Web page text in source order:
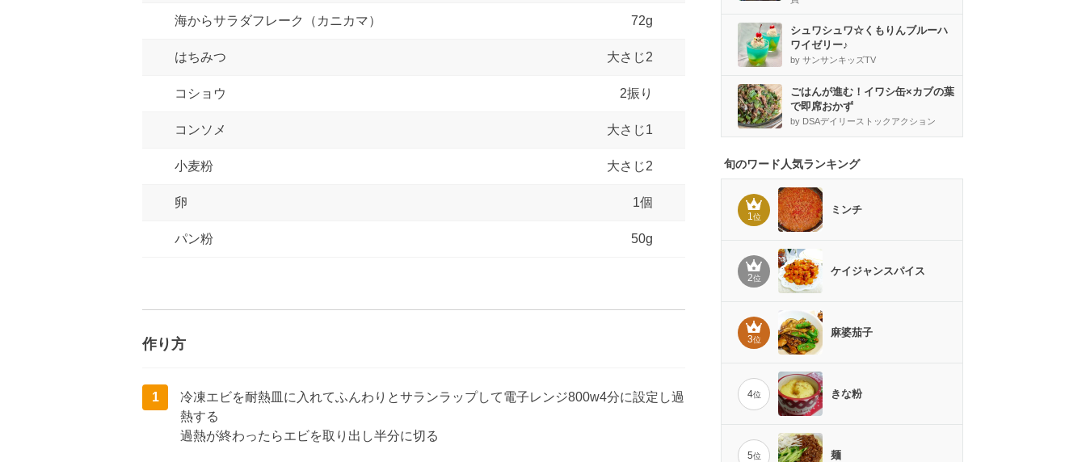
海からサラダフレーク（カニカマ） 72g
はちみつ 大さじ2
コショウ 2振り
コンソメ 大さじ1
小麦粉 大さじ2
卵 1個
パン粉 50g
作り方
1
冷凍エビを耐熱皿に入れてふんわりとサランラップして電子レンジ800w4分に設定し過
熱する
過熱が終わったらエビを取り出し半分に切る
シュワシュワ☆くもりんブルーハ
ワイゼリー♪
by サンサンキッズTV
ごはんが進む！イワシ缶×カブの葉
で即席おかず
by DSAデイリーストックアクション
旬のワード人気ランキング
1位
ミンチ
2位
ケイジャンスパイス
3位
麻婆茄子
4位 きな粉
5位 麺